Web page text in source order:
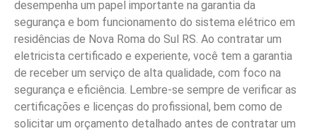
desempenha um papel importante na garantia da
segurança e bom funcionamento do sistema elétrico em
residências de Nova Roma do Sul RS. Ao contratar um
eletricista certificado e experiente, você tem a garantia
de receber um serviço de alta qualidade, com foco na
segurança e eficiência. Lembre-se sempre de verificar as
certificações e licenças do profissional, bem como de
solicitar um orçamento detalhado antes de contratar um